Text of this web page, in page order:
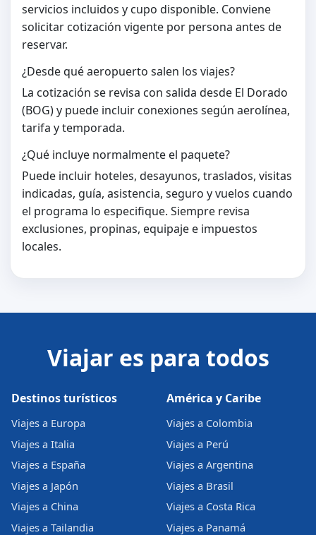
servicios incluidos y cupo disponible. Conviene
solicitar cotización vigente por persona antes de
reservar.
¿Desde qué aeropuerto salen los viajes?
La cotización se revisa con salida desde El Dorado
(BOG) y puede incluir conexiones según aerolínea,
tarifa y temporada.
¿Qué incluye normalmente el paquete?
Puede incluir hoteles, desayunos, traslados, visitas
indicadas, guía, asistencia, seguro y vuelos cuando
el programa lo especifique. Siempre revisa
exclusiones, propinas, equipaje e impuestos
locales.
Viajar es para todos
Destinos turísticos
Viajes a Europa
Viajes a Italia
Viajes a España
Viajes a Japón
Viajes a China
Viajes a Tailandia
América y Caribe
Viajes a Colombia
Viajes a Perú
Viajes a Argentina
Viajes a Brasil
Viajes a Costa Rica
Viajes a Panamá